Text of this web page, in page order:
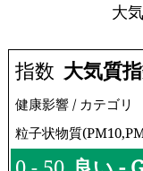
大
指数 大気質
健康影響 / カテゴリ
粒子状物質